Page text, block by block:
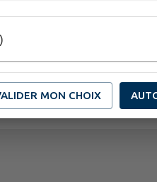
MON CHOIX